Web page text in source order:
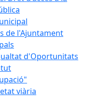
de l'Ajuntament
d'Oportunitats
viària